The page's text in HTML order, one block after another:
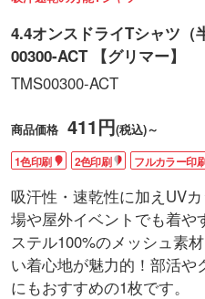
4.4オンスドライTシャツ（
00300-ACT 【グリマー】
TMS00300-ACT
商品価格 411円(税込)～
1色印刷 2色印刷 フルカラー印
吸汗性・速乾性に加えUV
場や屋外イベントでも着や
ステル100%のメッシュ素
い着心地が魅力的！部活
にもおすすめの1枚です。